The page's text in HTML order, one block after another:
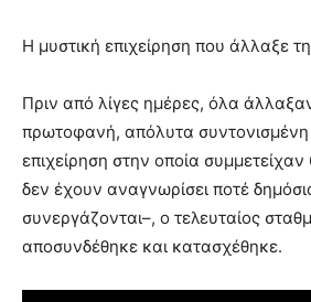
Η μυστική επιχείρηση που άλλαξε
Πριν από λίγες ημέρες, όλα
πρωτοφανή, απόλυτα συντονισμένη
επιχείρηση στην οποία
δεν έχουν αναγνωρίσει ποτέ
συνεργάζονται–, ο τελευταίος
αποσυνδέθηκε και κατασχέθηκε.